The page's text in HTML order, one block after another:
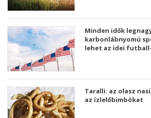
Minden idők
karbonlábnyomú
lehet az idei
Taralli: az olasz
az ízlelőbimbókat